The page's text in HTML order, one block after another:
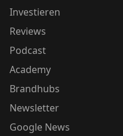
Investieren
Reviews
Podcast
Academy
Brandhubs
Newsletter
Google News